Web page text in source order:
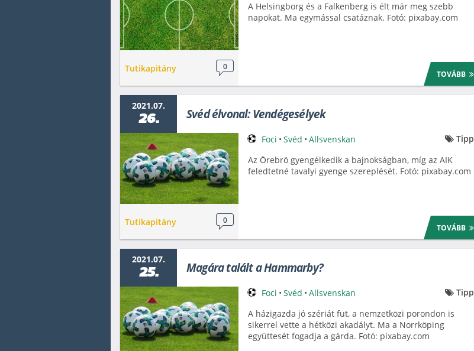
Tutikapitány 0
A Helsingborg és a Falkenberg is élt már meg szebb
napokat. Ma egymással csatáznak. Fotó: pixabay.com
TOVÁBB
2021.07.
26. Svéd élvonal: Vendégesélyek
Tutikapitány 0
Foci • Svéd • Allsvenskan
Tipp
Az Örebrö gyengélkedik a bajnokságban, míg az AIK
feledtetné tavalyi gyenge szereplését. Fotó: pixabay.com
TOVÁBB
2021.07.
25. Magára talált a Hammarby?
Foci • Svéd • Allsvenskan
Tipp
A házigazda jó szériát fut, a nemzetközi porondon is
sikerrel vette a hétközi akadályt. Ma a Norrköping
együttesét fogadja a gárda. Fotó: pixabay.com